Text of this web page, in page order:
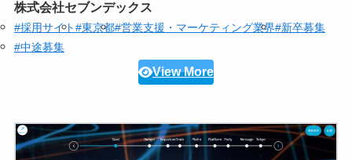
株式会社セブンデックス
#採用サイト#東京都#営業支援・マーケティング業界#新卒募集
#中途募集
View More